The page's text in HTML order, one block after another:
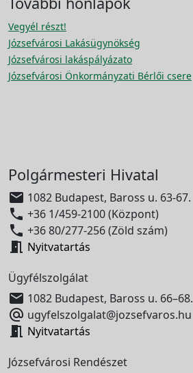
Vegyél részt!
Józsefvárosi Lakásügynökség
Józsefvárosi lakáspályázato
Józsefvárosi Önkormányzati Bérlői csere
Polgármesteri Hivatal
 1082 Budapest, Baross u. 63-67.
 +36 1/459-2100 (Központ)
 +36 80/277-256 (Zöld szám)
 Nyitvatartás
Ügyfélszolgálat
 1082 Budapest, Baross u. 66–68.
 ugyfelszolgalat@jozsefvaros.hu
 Nyitvatartás
Józsefvárosi Rendészet